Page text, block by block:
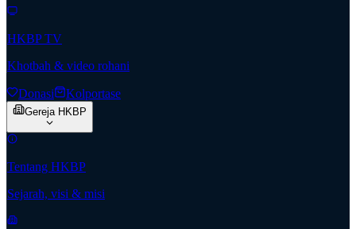
HKBP TV
Khotbah & video rohani
Donasi Kolportase
Gereja HKBP
Tentang HKBP
Sejarah, visi & misi